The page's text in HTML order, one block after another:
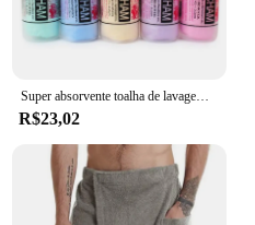
Super absorvente toalha de lavagem de carro toalha de limpeza de toalhas de camurça de cuidados automáticos de limpeza de toalhas de lavagem de carro
R$23,02